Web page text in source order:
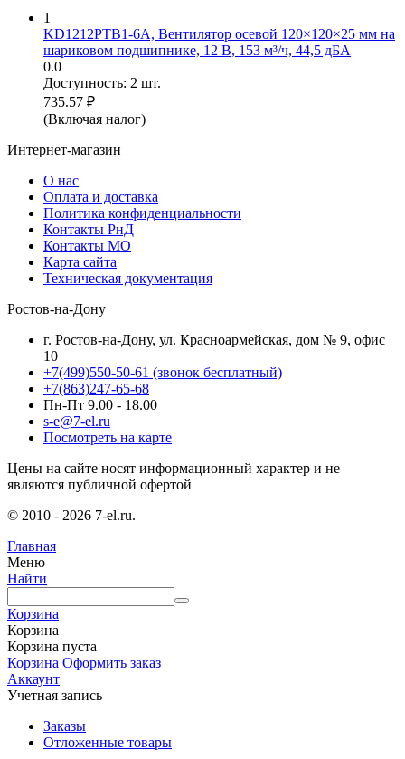
1
KD1212PTB1-6A, Вентилятор осевой 120×120×25 мм на
шариковом подшипнике, 12 В, 153 м³/ч, 44,5 дБА
0.0
Доступность: 2 шт.
735.57 ₽
(Включая налог)
Интернет-магазин
О нас
Оплата и доставка
Политика конфиденциальности
Контакты РнД
Контакты МО
Карта сайта
Техническая документация
Ростов-на-Дону
г. Ростов-на-Дону, ул. Красноармейская, дом № 9, офис
10
+7(499)550-50-61 (звонок бесплатный)
+7(863)247-65-68
Пн-Пт 9.00 - 18.00
s-e@7-el.ru
Посмотреть на карте
Цены на сайте носят информационный характер и не
являются публичной офертой
© 2010 - 2026 7-el.ru.
Главная
Меню
Найти
Корзина
Корзина
Корзина пуста
Корзина Оформить заказ
Аккаунт
Учетная запись
Заказы
Отложенные товары